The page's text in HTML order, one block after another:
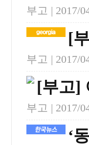
부고 | 2017/
[
부고 | 2017/
[부고]
부고 | 2017/
‘